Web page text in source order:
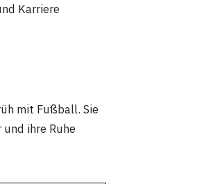
Karriere
mit Fußball. Sie
ihre Ruhe